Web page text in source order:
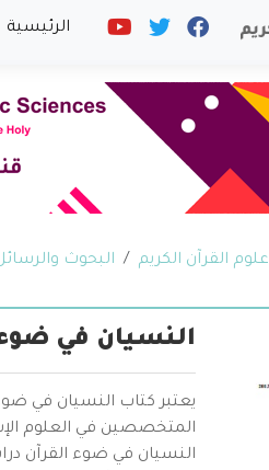
الرئيسية
علوم القرآن الكريم البحوث
النسيان في ضوء
يعتبر كتاب النسيان في
المتخصصين في العلوم
النسيان في ضوء القرآن